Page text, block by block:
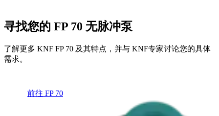
寻找您的 FP 70 无脉冲泵
了解更多 KNF FP 70 及其特点，并与 KNF专家讨论您的具体
需求。
前往 FP 70